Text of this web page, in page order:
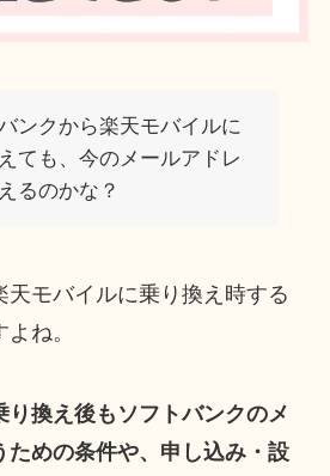
ンク から楽天モバイルに
ても 、 今のメールアドレ
るのかな？
天モバイルに乗り換え時する
ね。
り換え後もソフトバンクのメ
ための条件や、申し込み・設